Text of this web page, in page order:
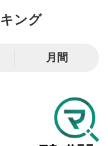
位置をクリック
す。
。
ング
月間